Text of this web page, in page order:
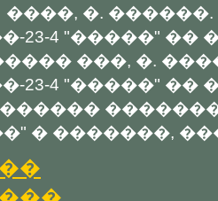
����, �. ������.
23-4 "�����"
���, �.
23-4 "�����"
� �������,